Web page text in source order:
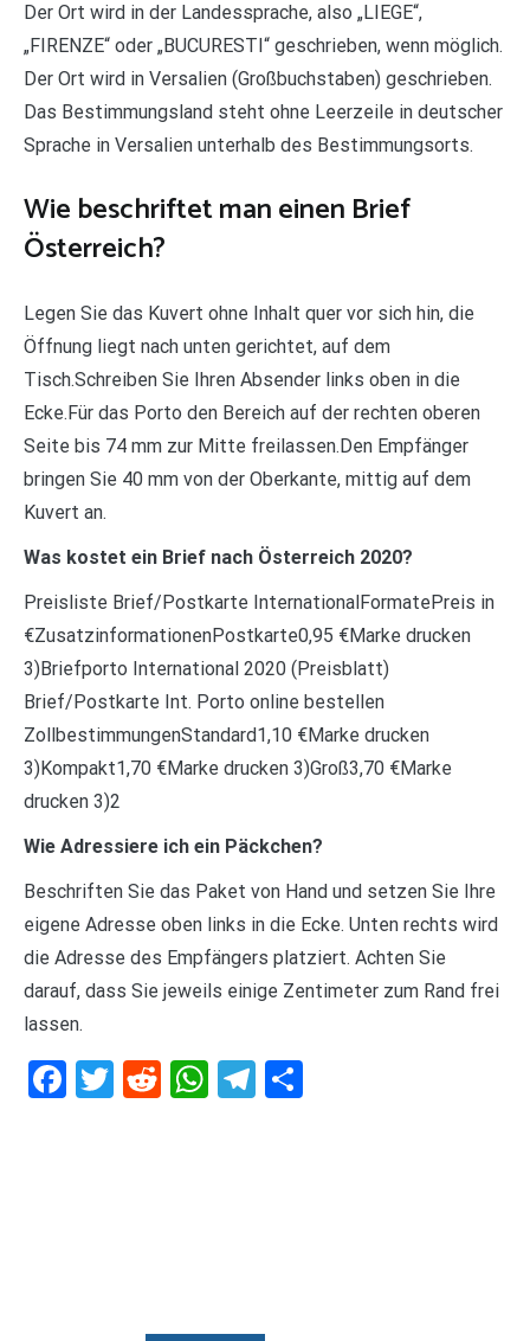
Der Ort wird in der Landessprache, also „LIEGE“,
„FIRENZE“ oder „BUCURESTI“ geschrieben, wenn möglich.
Der Ort wird in Versalien (Großbuchstaben) geschrieben.
Das Bestimmungsland steht ohne Leerzeile in deutscher
Sprache in Versalien unterhalb des Bestimmungsorts.
Wie beschriftet man einen Brief
Österreich?
Legen Sie das Kuvert ohne Inhalt quer vor sich hin, die
Öffnung liegt nach unten gerichtet, auf dem
Tisch.Schreiben Sie Ihren Absender links oben in die
Ecke.Für das Porto den Bereich auf der rechten oberen
Seite bis 74 mm zur Mitte freilassen.Den Empfänger
bringen Sie 40 mm von der Oberkante, mittig auf dem
Kuvert an.
Was kostet ein Brief nach Österreich 2020?
Preisliste Brief/Postkarte InternationalFormatePreis in
€ZusatzinformationenPostkarte0,95 €Marke drucken
3)Briefporto International 2020 (Preisblatt)
Brief/Postkarte Int. Porto online bestellen
ZollbestimmungenStandard1,10 €Marke drucken
3)Kompakt1,70 €Marke drucken 3)Groß3,70 €Marke
drucken 3)2
Wie Adressiere ich ein Päckchen?
Beschriften Sie das Paket von Hand und setzen Sie Ihre
eigene Adresse oben links in die Ecke. Unten rechts wird
die Adresse des Empfängers platziert. Achten Sie
darauf, dass Sie jeweils einige Zentimeter zum Rand frei
lassen.
Facebook
Twitter
RedditWhatsApp
Telegram